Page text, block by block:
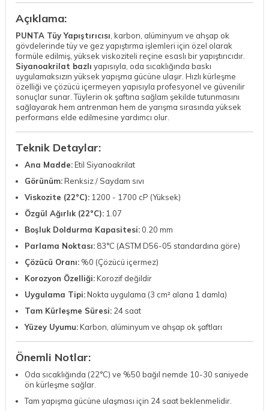
Açıklama:
PUNTA Tüy Yapıştırıcısı , karbon, alüminyum ve ahşap ok
gövdelerinde tüy ve gez yapıştırma işlemleri için özel olarak
formüle edilmiş, yüksek viskoziteli reçine esaslı bir yapıştırıcıdır.
Siyanoakrilat bazlı yapısıyla, oda sıcaklığında baskı
uygulamaksızın yüksek yapışma gücüne ulaşır. Hızlı kürleşme
özelliği ve çözücü içermeyen yapısıyla profesyonel ve güvenilir
sonuçlar sunar. Tüylerin ok şaftına sağlam şekilde tutunmasını
sağlayarak hem antrenman hem de yarışma sırasında yüksek
performans elde edilmesine yardımcı olur.
Teknik Detaylar:
Ana Madde:Etil Siyanoakrilat
Görünüm:Renksiz / Saydam sıvı
Viskozite (22°C): 1200 - 1700 cP (Yüksek)
Özgül Ağırlık (22°C): 1.07
Boşluk Doldurma Kapasitesi: 0.20 mm
Parlama Noktası: 83°C (ASTM D56-05 standardına göre)
Çözücü Oranı: %0 (Çözücü içermez)
Korozyon Özelliği:Korozif değildir
Uygulama Tipi:Nokta uygulama (3 cm² alana 1 damla)
Tam Kürleşme Süresi: 24 saat
Yüzey Uyumu:Karbon, alüminyum ve ahşap ok şaftları
Önemli Notlar:
Oda sıcaklığında (22°C) ve %50 bağıl nemde 10-30 saniyede
ön kürleşme sağlar.
Tam yapışma gücüne ulaşması için 24 saat beklenmelidir.